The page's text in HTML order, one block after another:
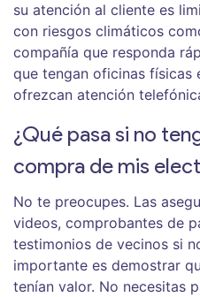
su atención al cliente es
con riesgos climáticos
compañía que responda
que tengan oficinas físicas
ofrezcan atención
¿Qué pasa si no
compra de mis
No te preocupes. Las
videos, comprobantes de
testimonios de vecinos si
importante es demostrar
tenían valor. No necesitas